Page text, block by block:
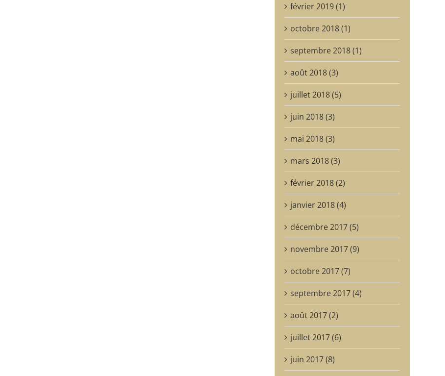
février 2019 (1)
octobre 2018 (1)
septembre 2018 (1)
août 2018 (3)
juillet 2018 (5)
juin 2018 (3)
mai 2018 (3)
mars 2018 (3)
février 2018 (2)
janvier 2018 (4)
décembre 2017 (5)
novembre 2017 (9)
octobre 2017 (7)
septembre 2017 (4)
août 2017 (2)
juillet 2017 (6)
juin 2017 (8)